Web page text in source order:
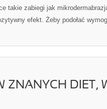
takie zabiegi jak
efekt. Żeby podołać
ZNANYCH DIET,